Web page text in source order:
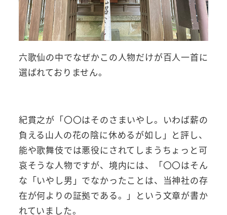
六歌仙の中でなぜかこの人物だけが百人一首に
選ばれておりません。
紀貫之が「〇〇はそのさまいやし。いわば薪の
負える山人の花の陰に休めるが如し」と評し、
能や歌舞伎では悪役にされてしまうちょっと可
哀そうな人物ですが、境内には、「〇〇はそん
な「いやし男」でなかったことは、当神社の存
在が何よりの証拠である。」という文章が書か
れていました。